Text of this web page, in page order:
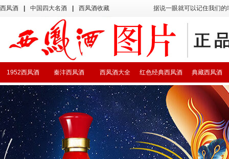
西凤酒 中国四大名酒 西凤酒收藏 据说一眼就可以记住我们
典藏西凤酒
红色经典西凤酒
西凤酒大全
秦沣西凤酒
1952西凤酒